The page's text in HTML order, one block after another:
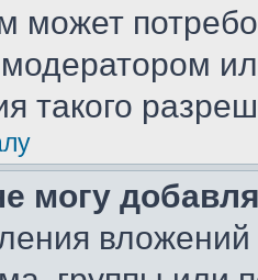
может
такого
могу